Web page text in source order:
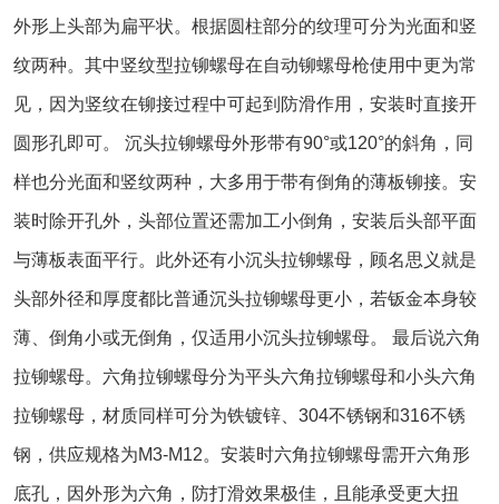
外形上头部为扁平状。根据圆柱部分的纹理可分为光面和竖
纹两种。其中竖纹型拉铆螺母在自动铆螺母枪使用中更为常
见，因为竖纹在铆接过程中可起到防滑作用，安装时直接开
圆形孔即可。 沉头拉铆螺母外形带有90°或120°的斜角，同
样也分光面和竖纹两种，大多用于带有倒角的薄板铆接。安
装时除开孔外，头部位置还需加工小倒角，安装后头部平面
与薄板表面平行。此外还有小沉头拉铆螺母，顾名思义就是
头部外径和厚度都比普通沉头拉铆螺母更小，若钣金本身较
薄、倒角小或无倒角，仅适用小沉头拉铆螺母。 最后说六角
拉铆螺母。六角拉铆螺母分为平头六角拉铆螺母和小头六角
拉铆螺母，材质同样可分为铁镀锌、304不锈钢和316不锈
钢，供应规格为M3-M12。安装时六角拉铆螺母需开六角形
底孔，因外形为六角，防打滑效果极佳，且能承受更大扭